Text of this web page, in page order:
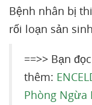
Bệnh nhân bị
rối loạn sản
==>> Bạn
thêm:
Phòng Ngừa